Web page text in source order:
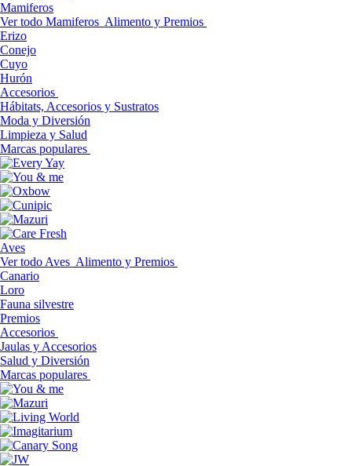
Mamiferos
Ver todo Mamiferos Alimento y Premios
Erizo
Conejo
Cuyo
Hurón
Accesorios
Hábitats, Accesorios y Sustratos
Moda y Diversión
Limpieza y Salud
Marcas populares
Aves
Ver todo Aves Alimento y Premios
Canario
Loro
Fauna silvestre
Premios
Accesorios
Jaulas y Accesorios
Salud y Diversión
Marcas populares